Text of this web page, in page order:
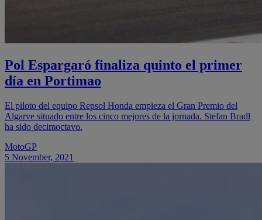
Pol Espargaró finaliza quinto el primer
día en Portimao
El piloto del equipo Repsol Honda empieza el Gran Premio del
Algarve situado entre los cinco mejores de la jornada. Stefan Bradl
ha sido decimoctavo.
MotoGP
5 November, 2021